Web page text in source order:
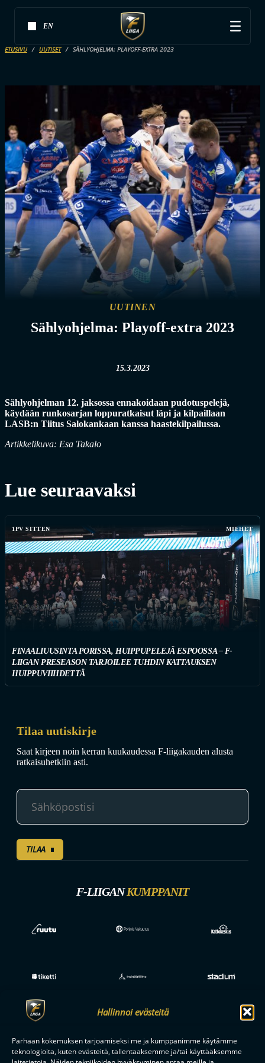
Hallinnoi evästeitä
Parhaan kokemuksen tarjoamiseksi me ja kumppanimme käytämme
teknologioita, kuten evästeitä, tallentaaksemme ja/tai käyttääksemme
EN
ETUSIVU UUTISET SÄHLYOHJELMA: PLAYOFF-EXTRA 2023
UUTINEN
Sählyohjelma: Playoff-extra 2023
15.3.2023
Sählyohjelman 12. jaksossa ennakoidaan pudotuspelejä,
käydään runkosarjan loppuratkaisut läpi ja kilpaillaan
LASB:n Tiitus Salokankaan kanssa haastekilpailussa.
Artikkelikuva: Esa Takalo
Lue seuraavaksi
1PV SITTEN MIEHET
FINAALIUUSINTA PORISSA, HUIPPUPELEJÄ ESPOOSSA – F-
LIIGAN PRESEASON TARJOILEE TUHDIN KATTAUKSEN
HUIPPUVIIHDETTÄ
Tilaa uutiskirje
Saat kirjeen noin kerran kuukaudessa F-liigakauden alusta
ratkaisuhetkiin asti.
TILAA
F-LIIGANKUMPPANIT